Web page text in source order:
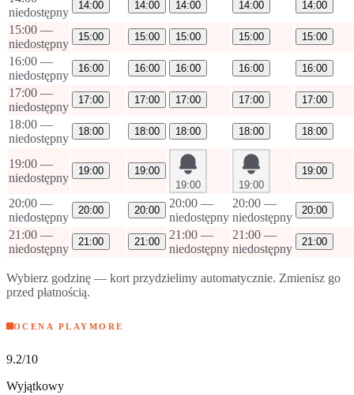
niedostępny
14:00 14:00 14:00 14:00 14:00
15:00 —
niedostępny
15:00 15:00 15:00 15:00 15:00
16:00 —
niedostępny
16:00 16:00 16:00 16:00 16:00
17:00 —
niedostępny
17:00 17:00 17:00 17:00 17:00
18:00 —
niedostępny
18:00 18:00 18:00 18:00 18:00
19:00 —
niedostępny
19:00
19:00
19:00
19:00
19:00
20:00 —
niedostępny
20:00 20:00
20:00 —
niedostępny
20:00 —
niedostępny
20:00
21:00 —
niedostępny
21:00 21:00
21:00 —
niedostępny
21:00 —
niedostępny
21:00
Wybierz godzinę — kort przydzielimy automatycznie. Zmienisz go
przed płatnością.
OCENA PLAYMORE
9.2/10
Wyjątkowy